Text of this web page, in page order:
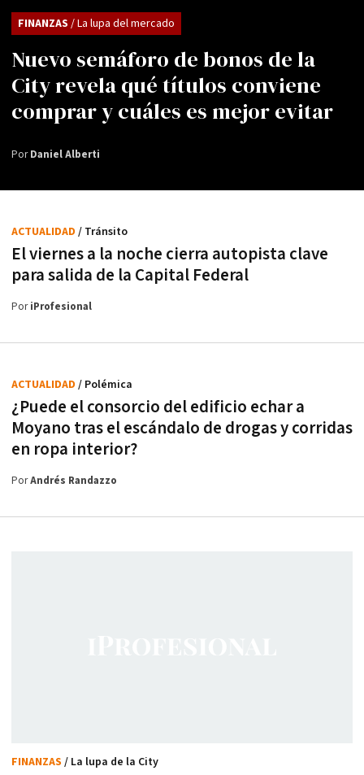
Nuevo semáforo de bonos de la
City revela qué títulos conviene
comprar y cuáles es mejor evitar
FINANZAS / La lupa del mercado
PorDaniel Alberti
El viernes a la noche cierra autopista clave
para salida de la Capital Federal
ACTUALIDAD / Tránsito
PoriProfesional
¿Puede el consorcio del edificio echar a
Moyano tras el escándalo de drogas y corridas
en ropa interior?
ACTUALIDAD / Polémica
PorAndrés Randazzo
FINANZAS / La lupa de la City